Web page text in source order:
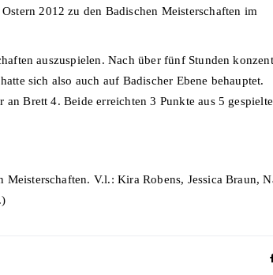
2012 zu den Badischen Meisterschaften im
auszuspielen. Nach über fünf Stunden
sich also auch auf Badischer Ebene behauptet.
Brett 4. Beide erreichten 3 Punkte aus 5
V.l.: Kira Robens, Jessica Braun,